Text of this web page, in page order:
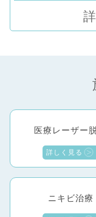
医療レーザー
詳しく見る
ニキビ治療